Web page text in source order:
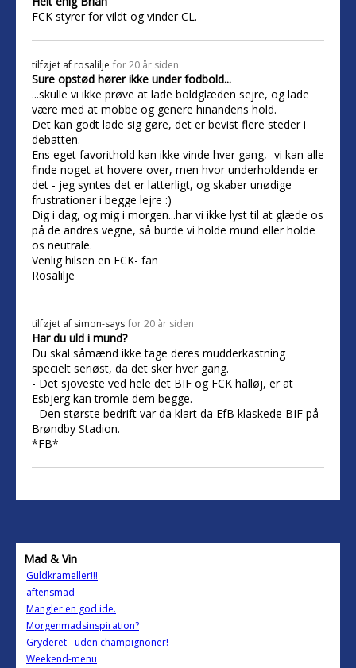
FCK styrer for vildt og vinder CL.
tilføjet af rosalilje for 20 år siden
Sure opstød hører ikke under fodbold...
...skulle vi ikke prøve at lade boldglæden sejre, og lade
være med at mobbe og genere hinandens hold.
Det kan godt lade sig gøre, det er bevist flere steder i
debatten.
Ens eget favorithold kan ikke vinde hver gang,- vi kan alle
finde noget at hovere over, men hvor underholdende er
det - jeg syntes det er latterligt, og skaber unødige
frustrationer i begge lejre :)
Dig i dag, og mig i morgen...har vi ikke lyst til at glæde os
på de andres vegne, så burde vi holde mund eller holde
os neutrale.
Venlig hilsen en FCK- fan
Rosalilje
tilføjet af simon-says for 20 år siden
Har du uld i mund?
Du skal såmænd ikke tage deres mudderkastning
specielt seriøst, da det sker hver gang.
- Det sjoveste ved hele det BIF og FCK halløj, er at
Esbjerg kan tromle dem begge.
- Den største bedrift var da klart da EfB klaskede BIF på
Brøndby Stadion.
*FB*
Mad & Vin
Guldkrameller!!!
aftensmad
Mangler en god ide.
Morgenmadsinspiration?
Gryderet - uden champignoner!
Weekend-menu